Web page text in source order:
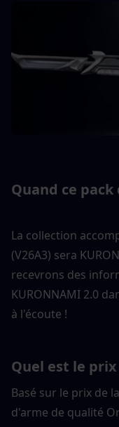
Quand ce
La collection
(V26A3) sera
recevrons des
KURONNAMI 2.0
à l'écoute !
Quel est le prix
Basé sur le prix de
d'arme de qualité